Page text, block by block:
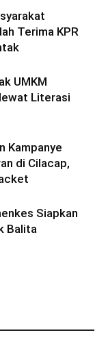
Terima KPR
UMKM
Literasi
Kampanye
di Cilacap,
Siapkan
Balita